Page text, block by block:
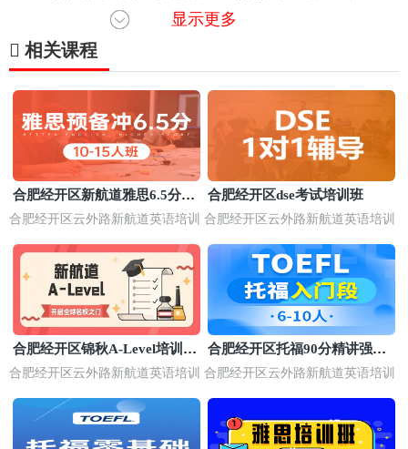
显示更多
相关课程
合肥经开区新航道雅思6.5分基
础班
合肥经开区云外路新航道英语培训
合肥经开区dse考试培训班
合肥经开区云外路新航道英语培训
合肥经开区锦秋A-Level培训学
校
合肥经开区云外路新航道英语培训
合肥经开区托福90分精讲强化
班
合肥经开区云外路新航道英语培训